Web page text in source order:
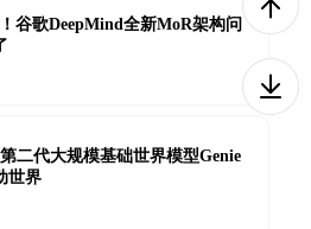
谷歌DeepMind全新MoR架构问
二代大规模基础世界模型Genie
世界